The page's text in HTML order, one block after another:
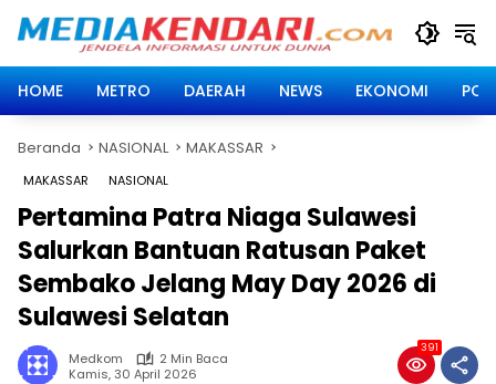
HOME
METRO DAERAH NEWS EKONOMI
Beranda NASIONAL MAKASSAR
MAKASSAR NASIONAL
Pertamina Patra Niaga Sulawesi
Salurkan Bantuan Ratusan Paket
Sembako Jelang May Day 2026 di
Sulawesi Selatan
Medkom
2 Min Baca
Kamis, 30 April 2026
391